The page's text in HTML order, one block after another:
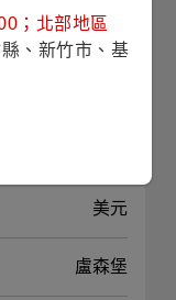
0.600%
美元
盧森堡
；北部地區
、新竹市、基